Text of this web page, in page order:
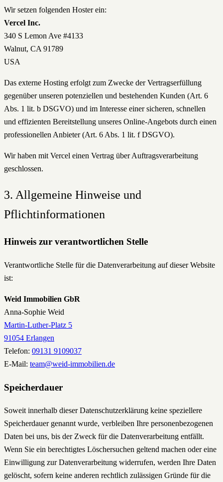
Wir setzen folgenden Hoster ein:
Vercel Inc.
340 S Lemon Ave #4133
Walnut, CA 91789
USA
Das externe Hosting erfolgt zum Zwecke der Vertragserfüllung
gegenüber unseren potenziellen und bestehenden Kunden (Art. 6
Abs. 1 lit. b DSGVO) und im Interesse einer sicheren, schnellen
und effizienten Bereitstellung unseres Online-Angebots durch einen
professionellen Anbieter (Art. 6 Abs. 1 lit. f DSGVO).
Wir haben mit Vercel einen Vertrag über Auftragsverarbeitung
geschlossen.
3. Allgemeine Hinweise und
Pflichtinformationen
Hinweis zur verantwortlichen Stelle
Verantwortliche Stelle für die Datenverarbeitung auf dieser Website
ist:
Weid Immobilien GbR
Anna-Sophie Weid
Martin-Luther-Platz 5
91054 Erlangen
Telefon: 09131 9109037
E-Mail: team@weid-immobilien.de
Speicherdauer
Soweit innerhalb dieser Datenschutzerklärung keine speziellere
Speicherdauer genannt wurde, verbleiben Ihre personenbezogenen
Daten bei uns, bis der Zweck für die Datenverarbeitung entfällt.
Wenn Sie ein berechtigtes Löschersuchen geltend machen oder eine
Einwilligung zur Datenverarbeitung widerrufen, werden Ihre Daten
gelöscht, sofern keine anderen rechtlich zulässigen Gründe für die